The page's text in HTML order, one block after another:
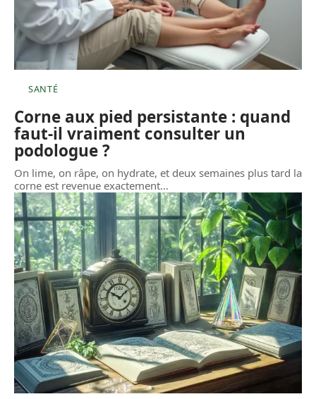
SANTÉ
Corne aux pied persistante : quand
faut-il vraiment consulter un
podologue ?
On lime, on râpe, on hydrate, et deux semaines plus tard la
corne est revenue exactement…